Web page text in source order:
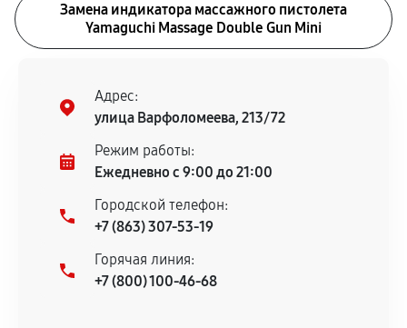
Замена индикатора массажного пистолета
Yamaguchi Massage Double Gun Mini
Адрес:
улица Варфоломеева, 213/72
Режим работы:
Ежедневно с 9:00 до 21:00
Городской телефон:
+7 (863) 307-53-19
Горячая линия:
+7 (800) 100-46-68